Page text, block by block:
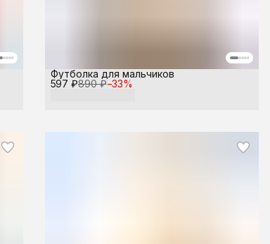
597 ₽890 ₽−33%
Футболка для мальчиков